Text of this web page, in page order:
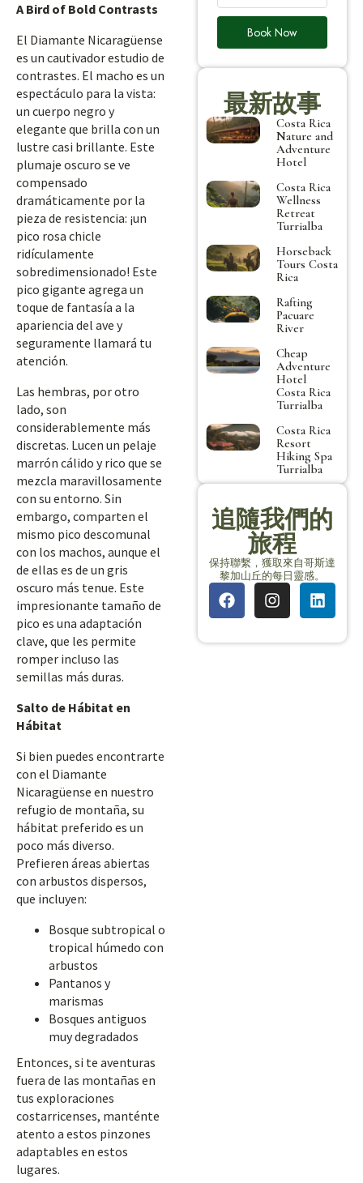
A Bird of Bold Contrasts
El Diamante Nicaragüense
es un cautivador estudio de
contrastes. El macho es un
espectáculo para la vista:
un cuerpo negro y
elegante que brilla con un
lustre casi brillante. Este
plumaje oscuro se ve
compensado
dramáticamente por la
pieza de resistencia: ¡un
pico rosa chicle
ridículamente
sobredimensionado! Este
pico gigante agrega un
toque de fantasía a la
apariencia del ave y
seguramente llamará tu
atención.
Las hembras, por otro
lado, son
considerablemente más
discretas. Lucen un pelaje
marrón cálido y rico que se
mezcla maravillosamente
con su entorno. Sin
embargo, comparten el
mismo pico descomunal
con los machos, aunque el
de ellas es de un gris
oscuro más tenue. Este
impresionante tamaño de
pico es una adaptación
clave, que les permite
romper incluso las
semillas más duras.
Salto de Hábitat en
Hábitat
Si bien puedes encontrarte
con el Diamante
Nicaragüense en nuestro
refugio de montaña, su
hábitat preferido es un
poco más diverso.
Prefieren áreas abiertas
con arbustos dispersos,
que incluyen:
Bosque subtropical o
tropical húmedo con
arbustos
Pantanos y
marismas
Bosques antiguos
muy degradados
Entonces, si te aventuras
fuera de las montañas en
tus exploraciones
costarricenses, manténte
atento a estos pinzones
adaptables en estos
lugares.
Book Now
最新故事
Costa Rica
Nature and
Adventure
Hotel
Costa Rica
Wellness
Retreat
Turrialba
Horseback
Tours Costa
Rica
Rafting
Pacuare
River
Cheap
Adventure
Hotel
Costa Rica
Turrialba
Costa Rica
Resort
Hiking Spa
Turrialba
追隨我們的
旅程
保持聯繫，獲取來自哥斯達
黎加山丘的每日靈感。